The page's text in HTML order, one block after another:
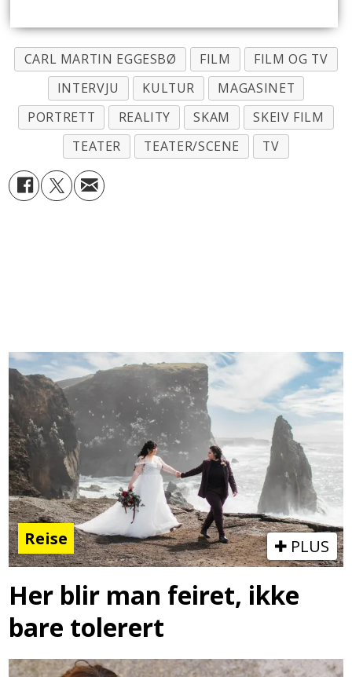
CARL MARTIN EGGESBØ FILM
FILM OG TV
INTERVJU
KULTUR
MAGASINET
PORTRETT
REALITY SKAM
SKEIV FILM
TEATER
TEATER/SCENE TV
Reise PLUS
Her blir man feiret, ikke
bare tolerert